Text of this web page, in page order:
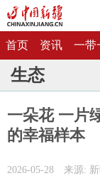
首页 资讯 一带
生态
一朵花 一片
的幸福样本
2026-05-28 来源: